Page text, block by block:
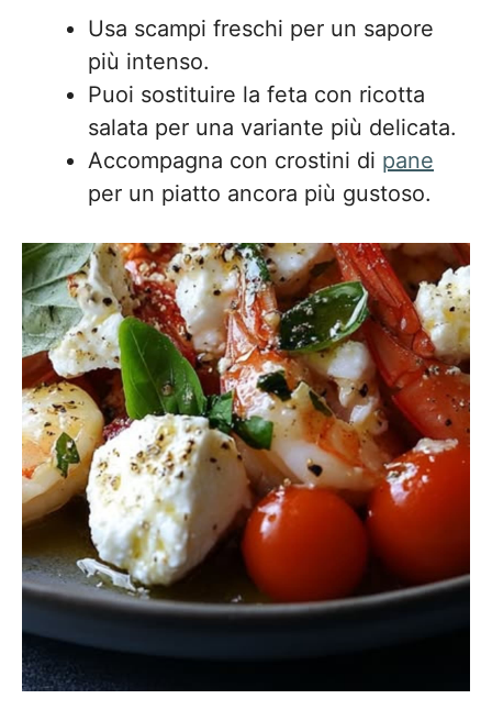
Usa scampi freschi per un sapore
più intenso.
Puoi sostituire la feta con ricotta
salata per una variante più delicata.
Accompagna con crostini di pane
per un piatto ancora più gustoso.